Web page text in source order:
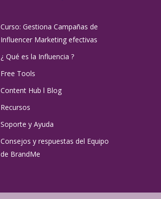
Curso: Gestiona Campañas de
Influencer Marketing efectivas
¿ Qué es la Influencia ?
Free Tools
Content Hub l Blog
Recursos
Soporte y Ayuda
Consejos y respuestas del Equipo
de BrandMe